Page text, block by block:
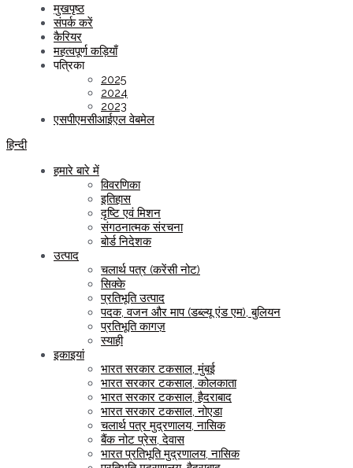
मुखपृष्ठ
संपर्क करें
कैरियर
महत्वपूर्ण कड़ियाँ
पत्रिका
2025
2024
2023
एसपीएमसीआईएल वेबमेल
हिन्दी
हमारे बारे में
विवरणिका
इतिहास
दृष्टि एवं मिशन
संगठनात्मक संरचना
बोर्ड निदेशक
उत्पाद
चलार्थ पत्र (करेंसी नोट)
सिक्के
प्रतिभूति उत्पाद
पदक, वजन और माप (डब्ल्यू एंड एम), बुलियन
प्रतिभूति कागज़
स्याही
इकाइयां
भारत सरकार टकसाल, मुंबई
भारत सरकार टकसाल, कोलकाता
भारत सरकार टकसाल, हैदराबाद
भारत सरकार टकसाल, नोएडा
चलार्थ पत्र मुद्रणालय, नासिक
बैंक नोट प्रेस, देवास
भारत प्रतिभूति मुद्रणालय, नासिक